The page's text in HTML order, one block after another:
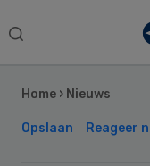
Search
Home › Nieuws
Opslaan Reageer
Sidebar